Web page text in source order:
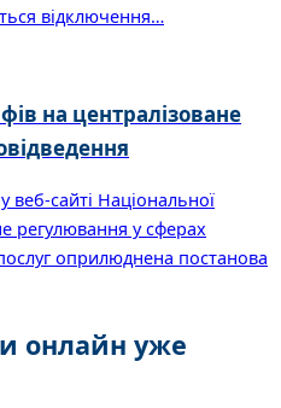
відключення…
на централізоване
веб-сайті Національної
регулювання у сферах
оприлюднена постанова
онлайн уже